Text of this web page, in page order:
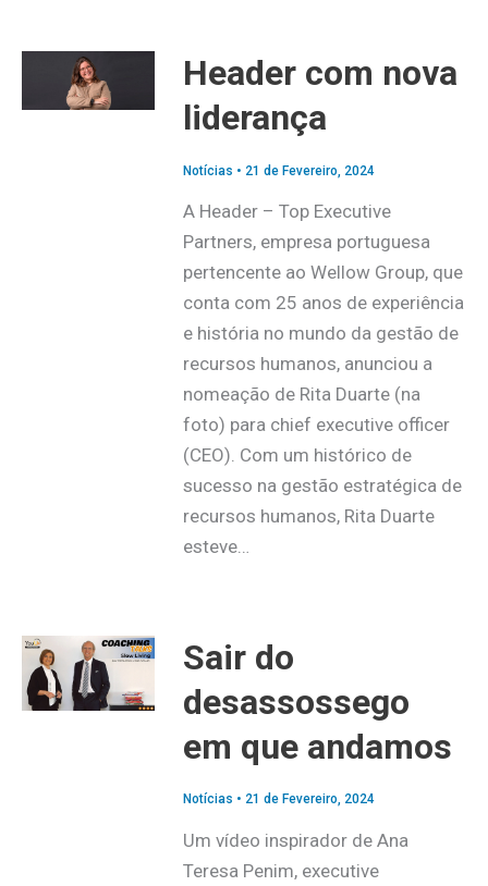
Header com nova
liderança
Notícias • 21 de Fevereiro, 2024
A Header – Top Executive
Partners, empresa portuguesa
pertencente ao Wellow Group, que
conta com 25 anos de experiência
e história no mundo da gestão de
recursos humanos, anunciou a
nomeação de Rita Duarte (na
foto) para chief executive officer
(CEO). Com um histórico de
sucesso na gestão estratégica de
recursos humanos, Rita Duarte
esteve…
Sair do
desassossego
em que andamos
Notícias • 21 de Fevereiro, 2024
Um vídeo inspirador de Ana
Teresa Penim, executive